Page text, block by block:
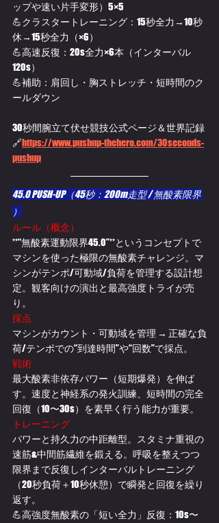
ップや速い片手変形）5×5
💪クラスタートレーニング：15秒全力→10秒
休→15秒全力（×6）
💪高速反復：20s全力×6本（インターバル
120s）
💪補助：肩回し・胸ストレッチ・短時間のク
ールダウン
30秒間腕立て伏せ競技公式ページ＆世界記録
🔗https://www.pushup-thehero.com/30seconds-
pushup
45.0 PUSH-UP（45秒：200m走型 / 無酸素限界
）
ルール（概念）
**“無酸素運動限界45.0”**というコンセプトで
マシンを使った極限の無酸素チャレンジ。マ
シンがテンポ/可動域/負荷を管理する設計想
定。観客向けの演出と最高強度トライが売
り。
採点
マシンがカウント・可動域を管理 → 正確な負
荷/テンポでの“到達時間”や“回数”で採点。
戦術
最大酸素非依存パワー（短期爆発）を伸ば
す。速度と神経系の発火訓練、短時間の完全
回復（10〜30s）を素早く行う能力が重要。
トレーニング
パワーと持久力の中距離型。スタミナ重視の
速筋&中間筋繊維を鍛える。呼吸を整えつつ
限界まで反復しインターバルトレーニング
（20秒負荷＋10秒休憩）で瞬発と回復を繰り
返す。
💪高強度無酸素の「短い全力」反復：10s〜